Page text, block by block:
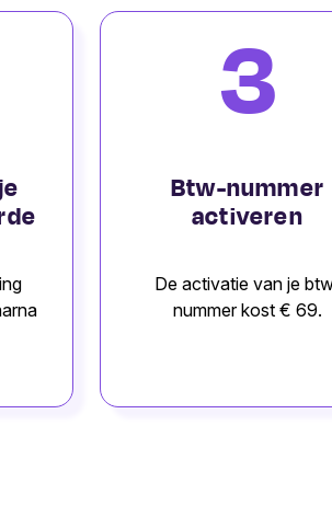
3
Btw-nummer
activeren
De activatie van je
nummer kost € 69.